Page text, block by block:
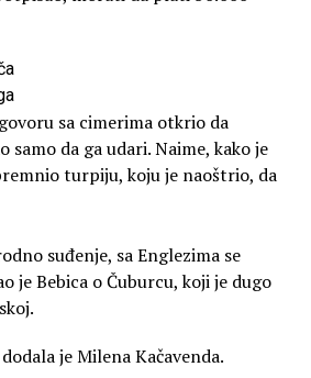
sa cimerima otkrio da
samo da ga udari. Naime, kako je
turpiju, koju je naoštrio, da
suđenje, sa Englezima se
je Bebica o Čuburcu, koji je dugo
je Milena Kačavenda.